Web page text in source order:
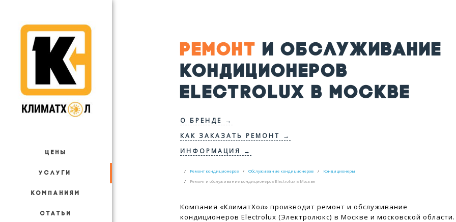
ЦЕНЫ
УСЛУГИ
КОМПАНИЯМ
СТАТЬИ
РЕМОНТ И ОБСЛУЖИВАНИЕ
КОНДИЦИОНЕРОВ
ELECTROLUX В МОСКВЕ
О БРЕНДЕ →
КАК ЗАКАЗАТЬ РЕМОНТ →
ИНФОРМАЦИЯ →
Ремонт кондиционеров Обслуживание кондиционеров
Кондиционеры
Ремонт и обслуживание кондиционеров Electrolux в Москве
Компания «КлиматХол» производит ремонт и обслуживание
кондиционеров Electrolux (Электролюкс) в Москве и московской области.